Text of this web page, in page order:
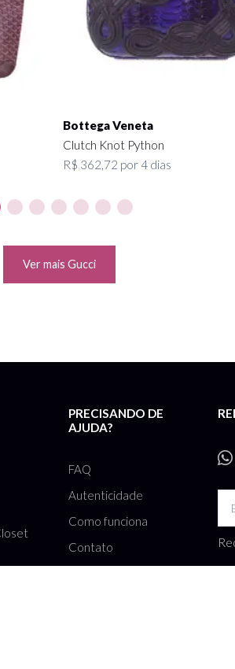
Bottega Veneta
Clutch Knot Python
R$ 362,72 por 4 dias
Ver mais Gucci
PRECISANDO DE
AJUDA?
FAQ
Autenticidade
Como funciona
Contato